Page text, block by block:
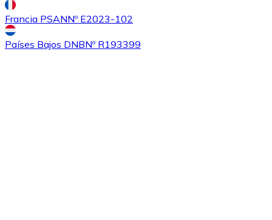
Francia PSANNº E2023-102
Países Bajos DNBNº R193399